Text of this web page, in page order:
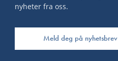
nyheter fra oss.
Meld deg på nyhetsbrev